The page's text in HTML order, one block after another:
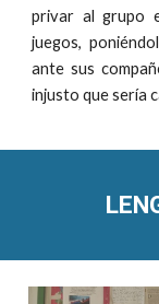
privar al grupo
juegos,
ante sus
injusto que sería